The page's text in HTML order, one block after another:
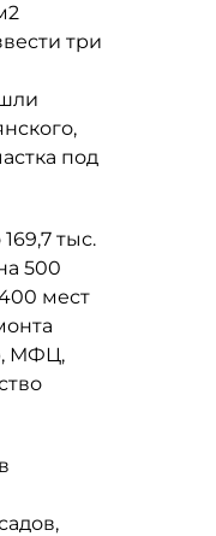
три
под
тыс.
500
мест
МФЦ,